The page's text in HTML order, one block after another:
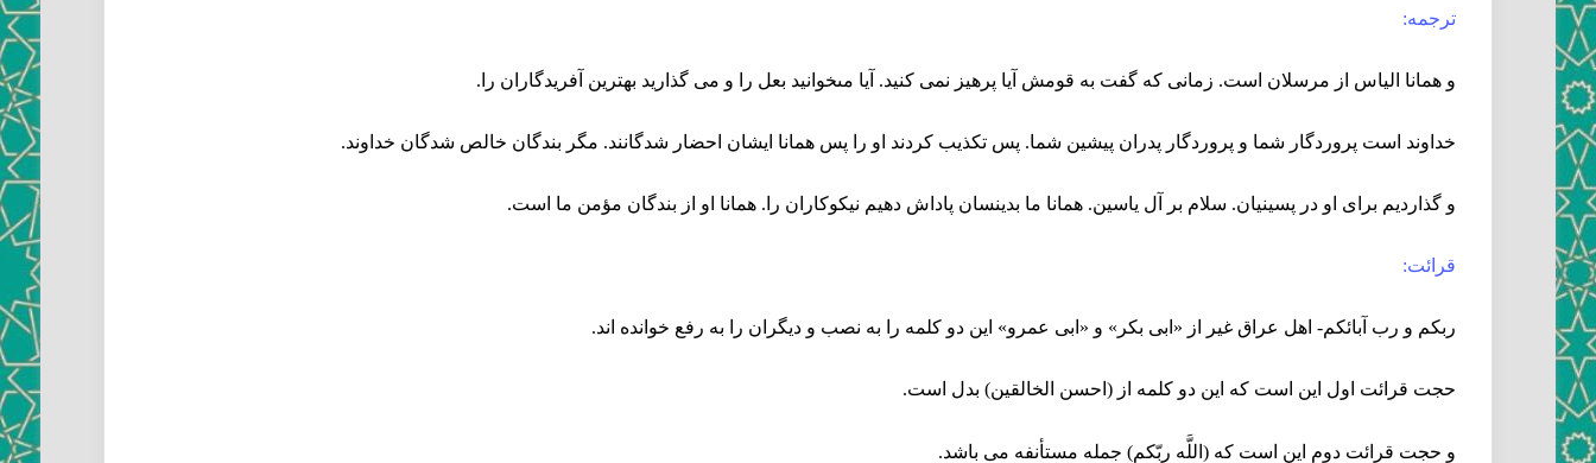
ترجمه:
و همانا الياس از مرسلان است. زمانى كه گفت به قومش آيا پرهيز نمى ‏كنيد. آيا مى‏خوانيد بعل را و مى‏ گذاريد بهترين آفريدگاران را.
خداوند است پروردگار شما و پروردگار پدران پيشين شما. پس تكذيب كردند او را پس همانا ايشان احضار شدگانند. مگر بندگان خالص شدگان خداوند.
و گذارديم براى او در پسينيان. سلام بر آل ياسين. همانا ما بدينسان پاداش دهيم نيكوكاران را. همانا او از بندگان مؤمن ما است.
قرائت:
ربكم و رب آبائكم- اهل عراق غير از «ابى بكر» و «ابى عمرو» اين دو كلمه را به نصب و ديگران را به رفع خوانده ‏اند.
حجت قرائت اول اين است كه اين دو كلمه از (احسن الخالقين) بدل‏ است.
و حجت قرائت دوم اين است كه (اللَّه ربّكم) جمله مستأنفه مى ‏باشد.